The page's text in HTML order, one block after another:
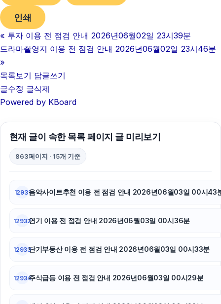
구리하수구막힘
서울암요양병원
인천하수구막힘
야구반티
인쇄
« 투자 이용 전 점검 안내 2026년06월02일 23시39분
드라마촬영지 이용 전 점검 안내 2026년06월02일 23시46분
»
목록보기 답글쓰기
글수정 글삭제
Powered by KBoard
현재 글이 속한 목록 페이지 글 미리보기
863페이지 · 15개 기준
12931음악사이트추천 이용 전 점검 안내 2026년06월03일 00시43
12932연기 이용 전 점검 안내 2026년06월03일 00시36분
12933단기부동산 이용 전 점검 안내 2026년06월03일 00시33분
12934주식급등 이용 전 점검 안내 2026년06월03일 00시29분